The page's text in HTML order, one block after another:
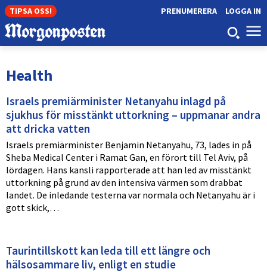
TIPSA OSS! LOGGA IN
PRENUMERERA
Health
Israels premiärminister Netanyahu inlagd på
sjukhus för misstänkt uttorkning – uppmanar andra
att dricka vatten
Israels premiärminister Benjamin Netanyahu, 73, lades in på
Sheba Medical Center i Ramat Gan, en förort till Tel Aviv, på
lördagen. Hans kansli rapporterade att han led av misstänkt
uttorkning på grund av den intensiva värmen som drabbat
landet. De inledande testerna var normala och Netanyahu är i
gott skick,…
Taurintillskott kan leda till ett längre och
hälsosammare liv, enligt en studie